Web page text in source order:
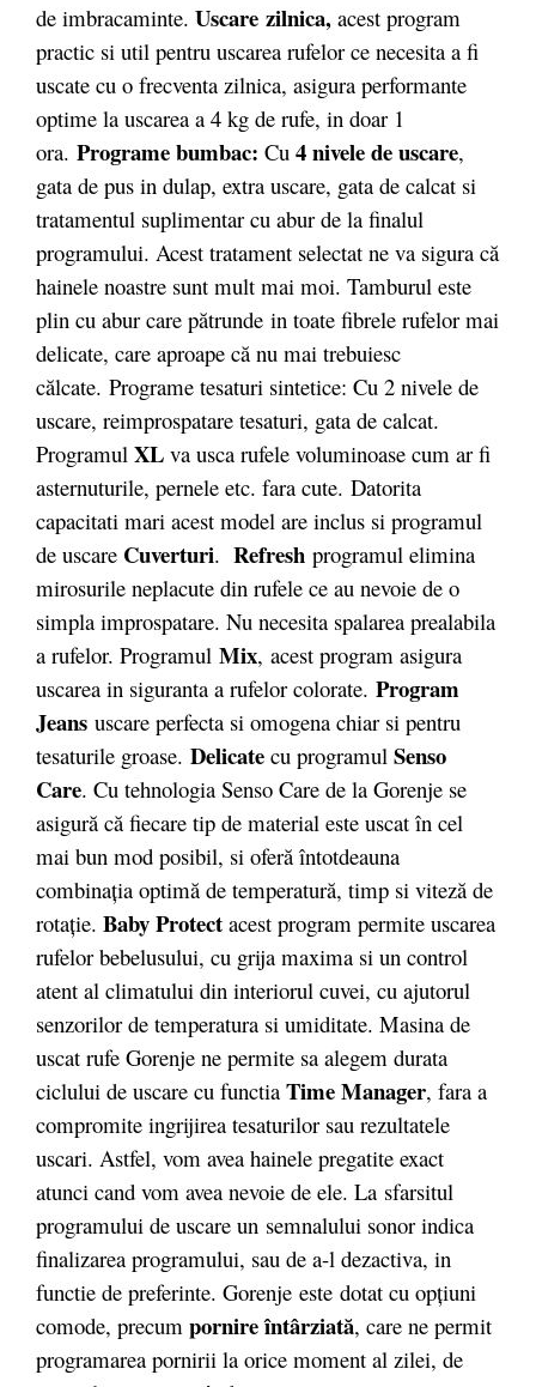
de imbracaminte. Uscare zilnica, acest program
practic si util pentru uscarea rufelor ce necesita a fi
uscate cu o frecventa zilnica, asigura performante
optime la uscarea a 4 kg de rufe, in doar 1
ora. Programe bumbac: Cu 4 nivele de uscare,
gata de pus in dulap, extra uscare, gata de calcat si
tratamentul suplimentar cu abur de la finalul
programului. Acest tratament selectat ne va sigura că
hainele noastre sunt mult mai moi. Tamburul este
plin cu abur care pătrunde in toate fibrele rufelor mai
delicate, care aproape că nu mai trebuiesc
călcate. Programe tesaturi sintetice: Cu 2 nivele de
uscare, reimprospatare tesaturi, gata de calcat.
Programul XL va usca rufele voluminoase cum ar fi
asternuturile, pernele etc. fara cute. Datorita
capacitati mari acest model are inclus si programul
de uscare Cuverturi. Refresh programul elimina
mirosurile neplacute din rufele ce au nevoie de o
simpla improspatare. Nu necesita spalarea prealabila
a rufelor. Programul Mix, acest program asigura
uscarea in siguranta a rufelor colorate. Program
Jeans uscare perfecta si omogena chiar si pentru
tesaturile groase. Delicate cu programul Senso
Care. Cu tehnologia Senso Care de la Gorenje se
asigură că fiecare tip de material este uscat în cel
mai bun mod posibil, si oferă întotdeauna
combinația optimă de temperatură, timp si viteză de
rotație. Baby Protect acest program permite uscarea
rufelor bebelusului, cu grija maxima si un control
atent al climatului din interiorul cuvei, cu ajutorul
senzorilor de temperatura si umiditate. Masina de
uscat rufe Gorenje ne permite sa alegem durata
ciclului de uscare cu functia Time Manager, fara a
compromite ingrijirea tesaturilor sau rezultatele
uscari. Astfel, vom avea hainele pregatite exact
atunci cand vom avea nevoie de ele. La sfarsitul
programului de uscare un semnalului sonor indica
finalizarea programului, sau de a-l dezactiva, in
functie de preferinte. Gorenje este dotat cu opţiuni
comode, precum pornire întârziată, care ne permit
programarea pornirii la orice moment al zilei, de